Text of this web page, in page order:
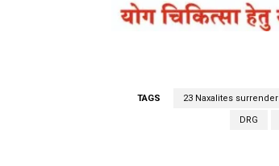
TAGS 23 Naxalites surrender
DRG